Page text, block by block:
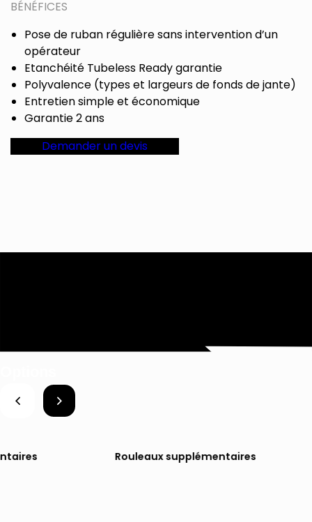
BÉNÉFICES
Pose de ruban régulière sans intervention d’un
opérateur
Etanchéité Tubeless Ready garantie
Polyvalence (types et largeurs de fonds de jante)
Entretien simple et économique
Garantie 2 ans
Demander un devis
Rouleaux supplémentaires